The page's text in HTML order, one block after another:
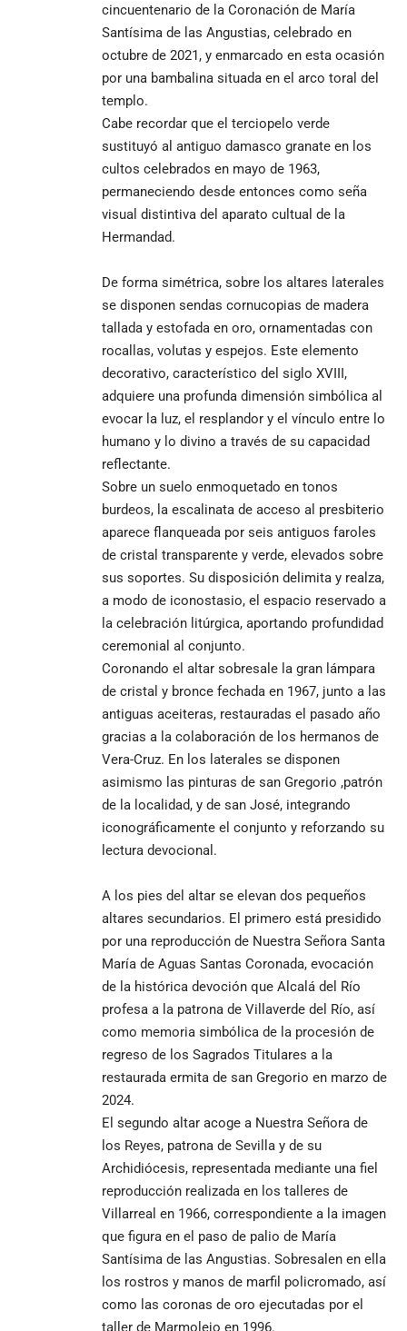
cincuentenario de la Coronación de María
Santísima de las Angustias, celebrado en
octubre de 2021, y enmarcado en esta ocasión
por una bambalina situada en el arco toral del
templo.
Cabe recordar que el terciopelo verde
sustituyó al antiguo damasco granate en los
cultos celebrados en mayo de 1963,
permaneciendo desde entonces como seña
visual distintiva del aparato cultual de la
Hermandad.
De forma simétrica, sobre los altares laterales
se disponen sendas cornucopias de madera
tallada y estofada en oro, ornamentadas con
rocallas, volutas y espejos. Este elemento
decorativo, característico del siglo XVIII,
adquiere una profunda dimensión simbólica al
evocar la luz, el resplandor y el vínculo entre lo
humano y lo divino a través de su capacidad
reflectante.
Sobre un suelo enmoquetado en tonos
burdeos, la escalinata de acceso al presbiterio
aparece flanqueada por seis antiguos faroles
de cristal transparente y verde, elevados sobre
sus soportes. Su disposición delimita y realza,
a modo de iconostasio, el espacio reservado a
la celebración litúrgica, aportando profundidad
ceremonial al conjunto.
Coronando el altar sobresale la gran lámpara
de cristal y bronce fechada en 1967, junto a las
antiguas aceiteras, restauradas el pasado año
gracias a la colaboración de los hermanos de
Vera-Cruz. En los laterales se disponen
asimismo las pinturas de san Gregorio ,patrón
de la localidad, y de san José, integrando
iconográficamente el conjunto y reforzando su
lectura devocional.
A los pies del altar se elevan dos pequeños
altares secundarios. El primero está presidido
por una reproducción de Nuestra Señora Santa
María de Aguas Santas Coronada, evocación
de la histórica devoción que Alcalá del Río
profesa a la patrona de Villaverde del Río, así
como memoria simbólica de la procesión de
regreso de los Sagrados Titulares a la
restaurada ermita de san Gregorio en marzo de
2024.
El segundo altar acoge a Nuestra Señora de
los Reyes, patrona de Sevilla y de su
Archidiócesis, representada mediante una fiel
reproducción realizada en los talleres de
Villarreal en 1966, correspondiente a la imagen
que figura en el paso de palio de María
Santísima de las Angustias. Sobresalen en ella
los rostros y manos de marfil policromado, así
como las coronas de oro ejecutadas por el
taller de Marmolejo en 1996.